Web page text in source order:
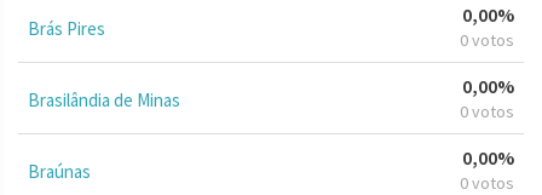
Brás Pires
0,00%
0 votos
Brasilândia de Minas
0,00%
0 votos
Braúnas
0,00%
0 votos